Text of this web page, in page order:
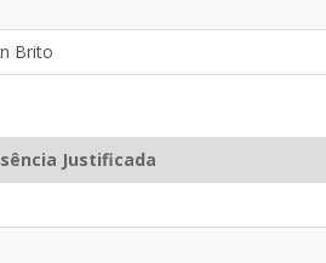
Brito
Justificada